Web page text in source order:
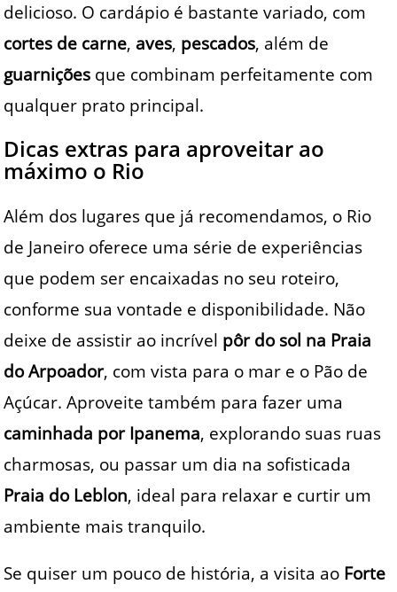
delicioso. O cardápio é bastante variado, com
cortes de carne, aves, pescados, além de
guarnições que combinam perfeitamente com
qualquer prato principal.
Dicas extras para aproveitar ao
máximo o Rio
Além dos lugares que já recomendamos, o Rio
de Janeiro oferece uma série de experiências
que podem ser encaixadas no seu roteiro,
conforme sua vontade e disponibilidade. Não
deixe de assistir ao incrível pôr do sol na Praia
do Arpoador, com vista para o mar e o Pão de
Açúcar. Aproveite também para fazer uma
caminhada por Ipanema, explorando suas ruas
charmosas, ou passar um dia na sofisticada
Praia do Leblon, ideal para relaxar e curtir um
ambiente mais tranquilo.
Se quiser um pouco de história, a visita ao Forte